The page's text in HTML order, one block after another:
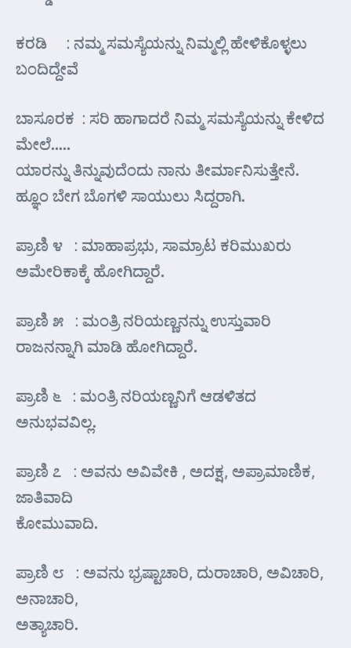
ಕರಡಿ : ನಮ್ಮ ಸಮಸ್ಯೆಯನ್ನು ನಿಮ್ಮಲ್ಲಿ ಹೇಳಿಕೊಳ್ಳಲು
ಬಂದಿದ್ದೇವೆ
ಬಾಸೂರಕ : ಸರಿ ಹಾಗಾದರೆ ನಿಮ್ಮ ಸಮಸ್ಯೆಯನ್ನು ಕೇಳಿದ
ಮೇಲೆ…..
ಯಾರನ್ನು ತಿನ್ನುವುದೆಂದು ನಾನು ತೀರ್ಮಾನಿಸುತ್ತೇನೆ.
ಹ್ಞೂಂ ಬೇಗ ಬೊಗಳಿ ಸಾಯುಲು ಸಿದ್ದರಾಗಿ.
ಪ್ರಾಣಿ ೪ : ಮಾಹಾಪ್ರಭು, ಸಾಮ್ರಾಟ ಕರಿಮುಖರು
ಅಮೇರಿಕಾಕ್ಕೆ ಹೋಗಿದ್ದಾರೆ.
ಪ್ರಾಣಿ ೫ : ಮಂತ್ರಿ ನರಿಯಣ್ಣನನ್ನು ಉಸ್ತುವಾರಿ
ರಾಜನನ್ನಾಗಿ ಮಾಡಿ ಹೋಗಿದ್ದಾರೆ.
ಪ್ರಾಣಿ ೬ : ಮಂತ್ರಿ ನರಿಯಣ್ಣನಿಗೆ ಆಡಳಿತದ
ಅನುಭವವಿಲ್ಲ.
ಪ್ರಾಣಿ ೭ : ಅವನು ಅವಿವೇಕಿ , ಅದಕ್ಷ, ಅಪ್ರಾಮಾಣಿಕ,
ಜಾತಿವಾದಿ
ಕೋಮುವಾದಿ.
ಪ್ರಾಣಿ ೮ : ಅವನು ಭ್ರಷ್ಟಾಚಾರಿ, ದುರಾಚಾರಿ, ಅವಿಚಾರಿ,
ಅನಾಚಾರಿ,
ಅತ್ಯಾಚಾರಿ.